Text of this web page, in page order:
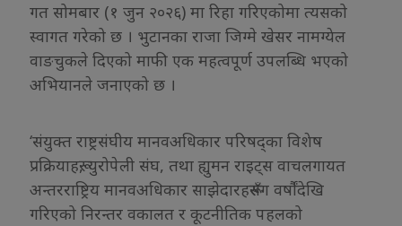
गत सोमबार (१ जुन २०२६) मा रिहा गरिएकोमा त्यसको
स्वागत गरेको छ । भुटानका राजा जिग्मे खेसर नामग्येल
वाङचुकले दिएको माफी एक महत्वपूर्ण उपलब्धि भएको
अभियानले जनाएको छ ।
‘संयुक्त राष्ट्रसंघीय मानवअधिकार परिषद्का विशेष
प्रक्रियाहरू, युरोपेली संघ, तथा ह्युमन राइट्स वाचलगायत
अन्तरराष्ट्रिय मानवअधिकार साझेदारहरूसँग वर्षौंदेखि
गरिएको निरन्तर वकालत र कूटनीतिक पहलको